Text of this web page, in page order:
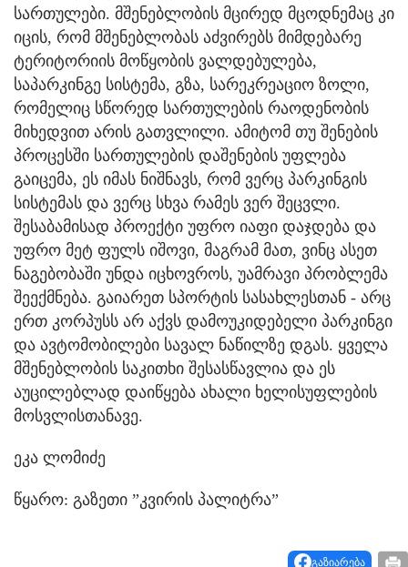
სართულები. მშენებლობის მცირედ მცოდნემაც კი
იცის, რომ მშენებლობას აძვირებს მიმდებარე
ტერიტორიის მოწყობის ვალდებულება,
საპარკინგე სისტემა, გზა, სარეკრეაციო ზოლი,
რომელიც სწორედ სართულების რაოდენობის
მიხედვით არის გათვლილი. ამიტომ თუ შენების
პროცესში სართულების დაშენების უფლება
გაიცემა, ეს იმას ნიშნავს, რომ ვერც პარკინგის
სისტემას და ვერც სხვა რამეს ვერ შეცვლი.
შესაბამისად პროექტი უფრო იაფი დაჯდება და
უფრო მეტ ფულს იშოვი, მაგრამ მათ, ვინც ასეთ
ნაგებობაში უნდა იცხოვროს, უამრავი პრობლემა
შეექმნება. გაიარეთ სპორტის სასახლესთან - არც
ერთ კორპუსს არ აქვს დამოუკიდებელი პარკინგი
და ავტომობილები სავალ ნაწილზე დგას. ყველა
მშენებლობის საკითხი შესასწავლია და ეს
აუცილებლად დაიწყება ახალი ხელისუფლების
მოსვლისთანავე.
ეკა ლომიძე
წყარო: გაზეთი ”კვირის პალიტრა”
გაზიარება